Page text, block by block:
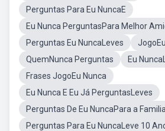
Perguntas Para Eu NuncaE
Eu Nunca PerguntasPara Melhor
Perguntas Eu NuncaLeves
QuemNunca Perguntas
Eu
Frases JogoEu Nunca
Eu Nunca E Eu Já PerguntasLeves
Perguntas De Eu NuncaPara a Familia
Perguntas Para Eu NuncaLeve 10